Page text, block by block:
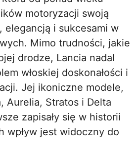
motoryzacji swoją
elegancją i sukcesami w
Mimo trudności, jakie
drodze, Lancia nadal
włoskiej doskonałości i
Jej ikoniczne modele,
Aurelia, Stratos i Delta
zapisały się w historii
wpływ jest widoczny do